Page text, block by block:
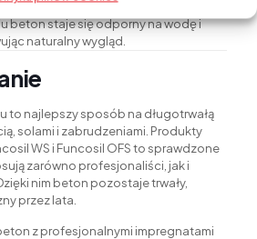
w głąb materiału.
beton staje się odporny na wodę i
naturalny wygląd.
to najlepszy sposób na długotrwałą
solami i zabrudzeniami. Produkty
WS i Funcosil OFS to sprawdzone
zarówno profesjonaliści, jak i
nim beton pozostaje trwały,
przez lata.
z profesjonalnymi impregnatami